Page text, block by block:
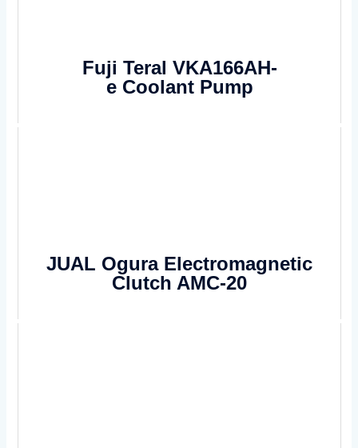
Fuji Teral VKA166AH-
e Coolant Pump
JUAL Ogura Electromagnetic
Clutch AMC-20